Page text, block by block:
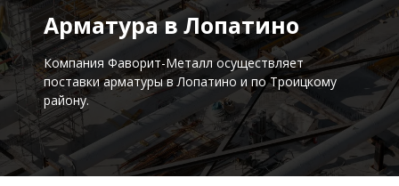
Арматура в Лопатино
Компания Фаворит-Металл осуществляет
поставкиарматуры в Лопатино и по Троицкому
району.